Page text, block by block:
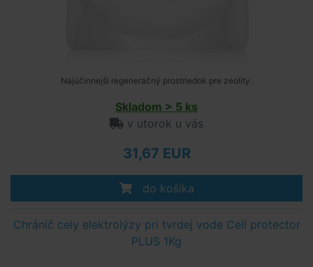
Najúčinnejší regeneračný prostriedok pre zeolity.
Skladom > 5 ks
v utorok u vás
31,67 EUR
do košíka
Chránič cely elektrolýzy pri tvrdej vode Cell protector
PLUS 1Kg